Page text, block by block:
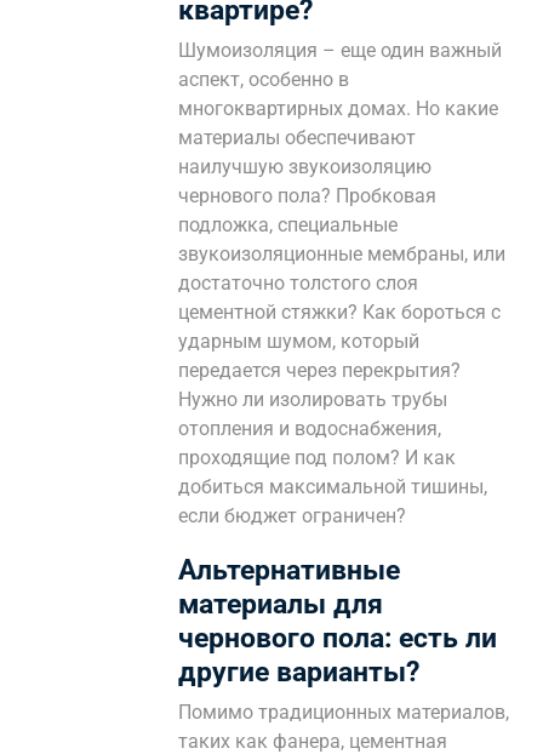
квартире?
Шумоизоляция – еще один важный
аспект, особенно в
многоквартирных домах. Но какие
материалы обеспечивают
наилучшую звукоизоляцию
чернового пола? Пробковая
подложка, специальные
звукоизоляционные мембраны, или
достаточно толстого слоя
цементной стяжки? Как бороться с
ударным шумом, который
передается через перекрытия?
Нужно ли изолировать трубы
отопления и водоснабжения,
проходящие под полом? И как
добиться максимальной тишины,
если бюджет ограничен?
Альтернативные
материалы для
чернового пола: есть ли
другие варианты?
Помимо традиционных материалов,
таких как фанера, цементная